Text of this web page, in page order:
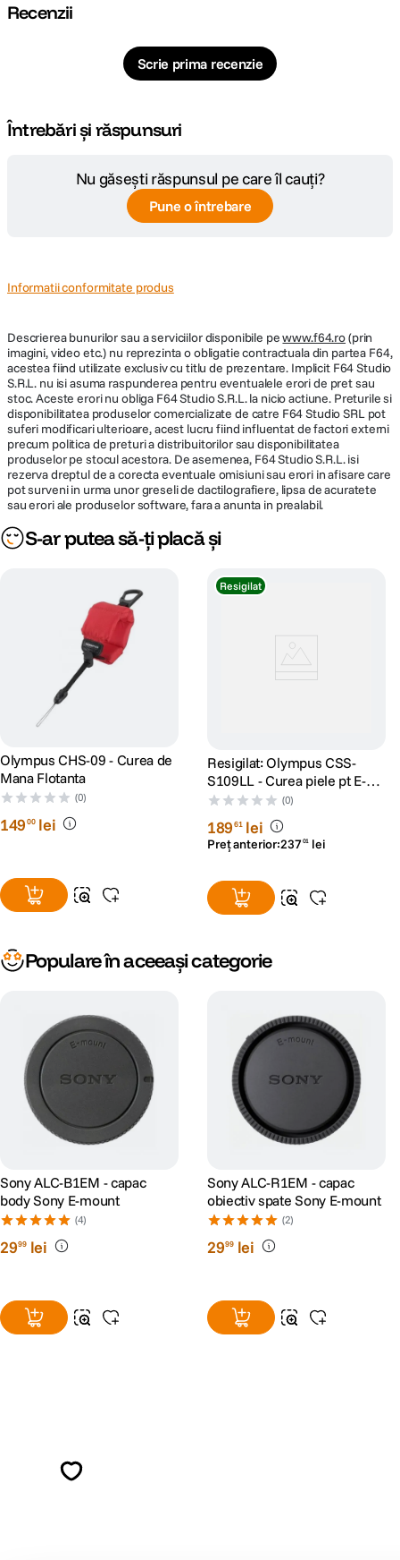
Recenzii
Scrie prima recenzie
Întrebări și răspunsuri
Nu găsești răspunsul pe care îl cauți?
Pune o întrebare
Informatii conformitate produs
Descrierea bunurilor sau a serviciilor disponibile pewww.f64.ro(prin
imagini, video etc.) nu reprezinta o obligatie contractuala din partea F64,
acestea fiind utilizate exclusiv cu titlu de prezentare. Implicit F64 Studio
S.R.L. nu isi asuma raspunderea pentru eventualele erori de pret sau
stoc. Aceste erori nu obliga F64 Studio S.R.L. la nicio actiune. Preturile si
disponibilitatea produselor comercializate de catre F64 Studio SRL pot
suferi modificari ulterioare, acest lucru fiind influentat de factori externi
precum politica de preturi a distribuitorilor sau disponibilitatea
produselor pe stocul acestora. De asemenea, F64 Studio S.R.L. isi
rezerva dreptul de a corecta eventuale omisiuni sau erori in afisare care
pot surveni in urma unor greseli de dactilografiere, lipsa de acuratete
sau erori ale produselor software, fara a anunta in prealabil.
S-ar putea să-ți placă și
Olympus CHS-09 - Curea de
Mana Flotanta
(0)
14900 lei
Resigilat
Resigilat: Olympus CSS-
S109LL - Curea piele pt E-P1
- Alba - RS45108126
(0)
18961 lei
Preț anterior:23701 lei
Populare în aceeași categorie
Sony ALC-B1EM - capac
body Sony E-mount
(4)
2999 lei
Sony ALC-R1EM - capac
obiectiv spate Sony E-mount
(2)
2999 lei